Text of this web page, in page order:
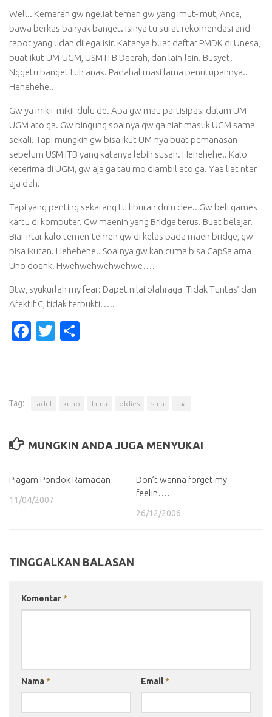
Well.. Kemaren gw ngeliat temen gw yang imut-imut, Ance,
bawa berkas banyak banget. Isinya tu surat rekomendasi and
rapot yang udah dilegalisir. Katanya buat daftar PMDK di Unesa,
buat ikut UM-UGM, USM ITB Daerah, dan lain-lain. Busyet.
Nggetu banget tuh anak. Padahal masi lama penutupannya..
Hehehehe..
Gw ya mikir-mikir dulu de. Apa gw mau partisipasi dalam UM-
UGM ato ga. Gw bingung soalnya gw ga niat masuk UGM sama
sekali. Tapi mungkin gw bisa ikut UM-nya buat pemanasan
sebelum USM ITB yang katanya lebih susah. Hehehehe.. Kalo
keterima di UGM, gw aja ga tau mo diambil ato ga. Yaa liat ntar
aja dah.
Tapi yang penting sekarang tu liburan dulu dee.. Gw beli games
kartu di komputer. Gw maenin yang Bridge terus. Buat belajar.
Biar ntar kalo temen-temen gw di kelas pada maen bridge, gw
bisa ikutan. Hehehehe.. Soalnya gw kan cuma bisa CapSa ama
Uno doank. Hwehwehwehwehwe….
Btw, syukurlah my fear: Dapet nilai olahraga ‘Tidak Tuntas’ dan
Afektif C, tidak terbukti…..
Facebook
Twitter
Tag: jadul kuno lama oldies sma tua
MUNGKIN ANDA JUGA MENYUKAI
Piagam Pondok Ramadan
11/04/2007
Don’t wanna forget my
feelin….
26/12/2006
TINGGALKAN BALASAN
Komentar*
Nama * Email*